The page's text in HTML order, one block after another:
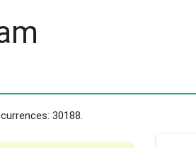
30188.